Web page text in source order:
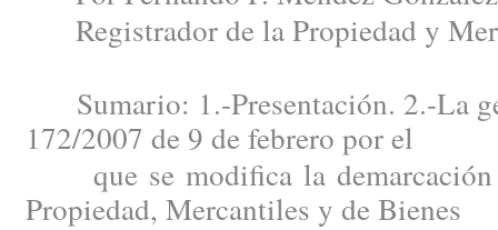
Registrador de la Propiedad y
Sumario: 1.-Presentación. 2.-La
172/2007 de 9 de febrero por el
que se modifica la demarcación
Propiedad, Mercantiles y de Bienes